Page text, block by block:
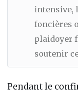
intensive,
foncières
plaidoyer
soutenir
Pendant le